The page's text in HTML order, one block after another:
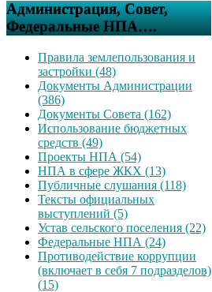
Администрация, Совет,
Федеральные НПА….
Правила землепользования и
застройки (48)
Документы Администрации
(386)
Документы Совета (162)
Использование бюджетных
средств (49)
Проекты НПА (54)
НПА в сфере ЖКХ (13)
Публичные слушания (118)
Тексты официальных
выступлений (5)
Устав сельского поселения (22)
Федеральные НПА (24)
Противодействие коррупции
(включает в себя 7 подразделов)
(15)